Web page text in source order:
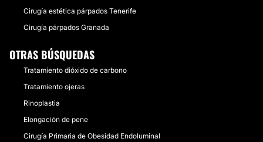
Cirugía estética párpados Tenerife
Cirugía párpados Granada
OTRAS BÚSQUEDAS
Tratamiento dióxido de carbono
Tratamiento ojeras
Rinoplastia
Elongación de pene
Cirugía Primaria de Obesidad Endoluminal